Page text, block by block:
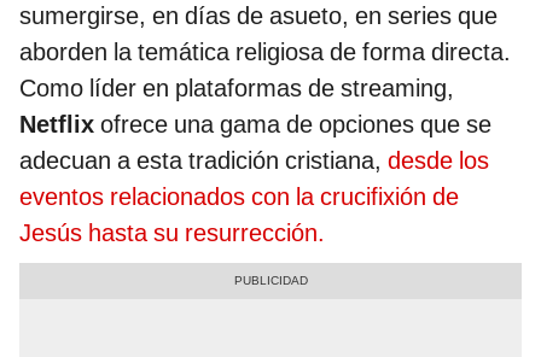
sumergirse, en días de asueto, en series que
aborden la temática religiosa de forma directa.
Como líder en plataformas de streaming,
Netflix ofrece una gama de opciones que se
adecuan a esta tradición cristiana, desde los
eventos relacionados con la crucifixión de
Jesús hasta su resurrección.